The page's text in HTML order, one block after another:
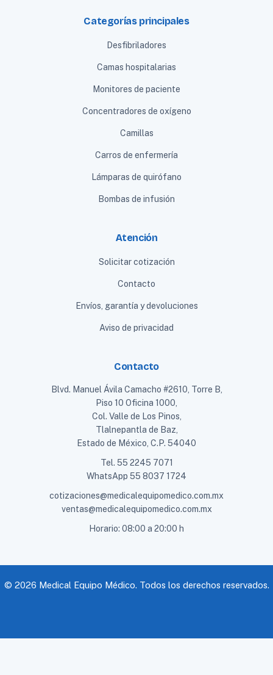
Categorías principales
Desfibriladores
Camas hospitalarias
Monitores de paciente
Concentradores de oxígeno
Camillas
Carros de enfermería
Lámparas de quirófano
Bombas de infusión
Atención
Solicitar cotización
Contacto
Envíos, garantía y devoluciones
Aviso de privacidad
Contacto
Blvd. Manuel Ávila Camacho #2610, Torre B,
Piso 10 Oficina 1000,
Col. Valle de Los Pinos,
Tlalnepantla de Baz,
Estado de México, C.P. 54040
Tel. 55 2245 7071
WhatsApp 55 8037 1724
cotizaciones@medicalequipomedico.com.mx
ventas@medicalequipomedico.com.mx
Horario: 08:00 a 20:00 h
© 2026 Medical Equipo Médico. Todos los derechos reservados.